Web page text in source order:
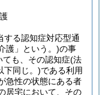
する認知症対応型通
護」という。)の事
も、その認知症(法
下同じ。)である利用
急性の状態にある者
居宅において、その